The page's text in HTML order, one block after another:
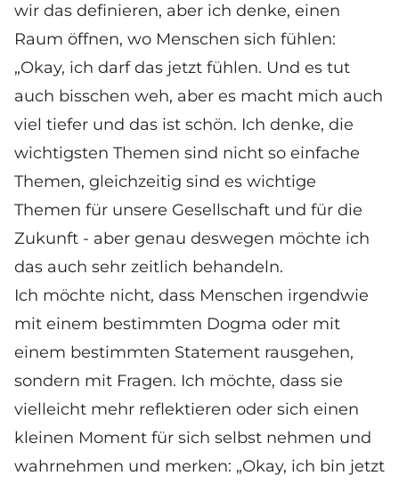
wir das definieren, aber ich denke, einen
Raum öffnen, wo Menschen sich fühlen:
„Okay, ich darf das jetzt fühlen. Und es tut
auch bisschen weh, aber es macht mich auch
viel tiefer und das ist schön. Ich denke, die
wichtigsten Themen sind nicht so einfache
Themen, gleichzeitig sind es wichtige
Themen für unsere Gesellschaft und für die
Zukunft - aber genau deswegen möchte ich
das auch sehr zeitlich behandeln.
Ich möchte nicht, dass Menschen irgendwie
mit einem bestimmten Dogma oder mit
einem bestimmten Statement rausgehen,
sondern mit Fragen. Ich möchte, dass sie
vielleicht mehr reflektieren oder sich einen
kleinen Moment für sich selbst nehmen und
wahrnehmen und merken: „Okay, ich bin jetzt